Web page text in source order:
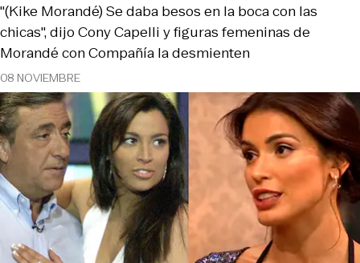
08 NOVIEMBRE
"(Kike Morandé) Se daba besos en la boca con las
chicas", dijo Cony Capelli y figuras femeninas de
Morandé con Compañía la desmienten